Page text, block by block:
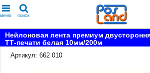
меню поиск
Нейлоновая лента премиум
ТТ-печати белая 10мм/200м
Артикул: 662 010